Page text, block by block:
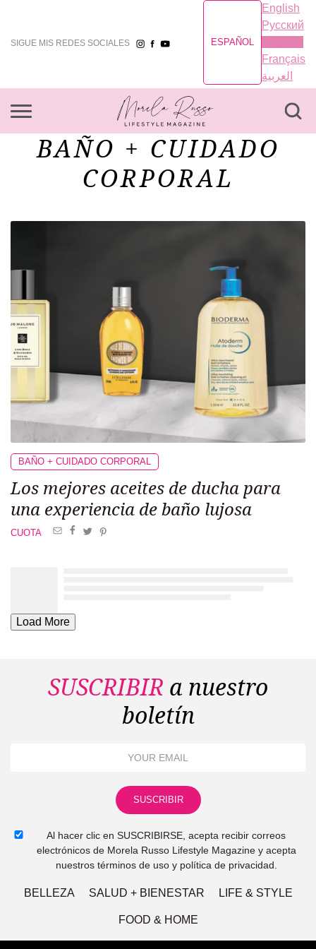
SIGUE MIS REDES SOCIALES ESPAÑOL
English
Русский
Français
العربية
BAÑO + CUIDADO
CORPORAL
BAÑO + CUIDADO CORPORAL
Los mejores aceites de ducha para
una experiencia de baño lujosa
CUOTA
Load More
SUSCRIBIR a nuestro
boletín
Al hacer clic en SUSCRIBIRSE, acepta recibir correos
electrónicos de Morela Russo Lifestyle Magazine y acepta
nuestros términos de uso y política de privacidad.
BELLEZA SALUD + BIENESTAR LIFE & STYLE
FOOD & HOME